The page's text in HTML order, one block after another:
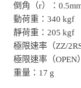
倒角（r）：
動荷重：340 kgf
靜荷重：205 kgf
極限速率（ZZ/
極限速率（OPEN
重量：17 g